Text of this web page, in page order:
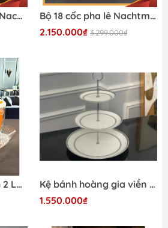
Đĩa sâu lòng pha lê Nachtmann Bossa Nova 77688 - 30cm
Bộ 18 cốc pha lê Nachtmann Noblesse
2.150.000₫ 3.299.000₫
Set 4 Cốc Thủy Tinh 2 Lớp Cách Nhiệt Siêu Xịn - VIOLA Bodium
Kệ bánh hoàng gia viền bạc Imperial thiết kế đậm nét châu Âu
1.550.000₫